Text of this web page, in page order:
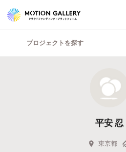
プロジェクトを探す
平安 忍
東京都